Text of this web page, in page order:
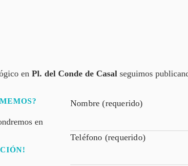
en Pl. del Conde de Casal seguimos
en
Nombre (requerido)
Teléfono (requerido)